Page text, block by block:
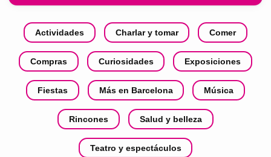
Actividades Charlar y tomar Comer
Compras Curiosidades Exposiciones
Fiestas Más en Barcelona Música
Rincones Salud y belleza
Teatro y espectáculos